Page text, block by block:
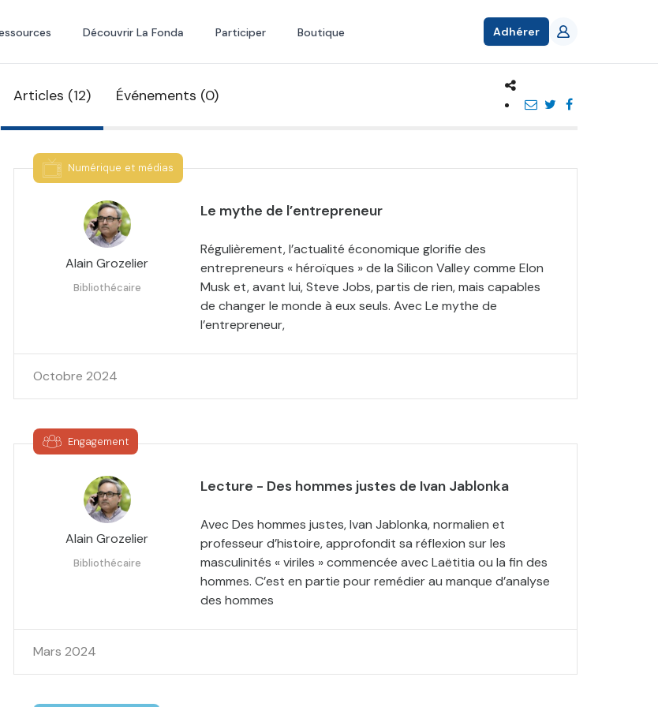
Découvrir La Fonda Participer Boutique Adhérer
Articles (12) Événements (0)
Numérique et médias
Alain Grozelier
Bibliothécaire
Le mythe de l’entrepreneur
Régulièrement, l’actualité économique glorifie des
entrepreneurs « héroïques » de la Silicon Valley comme Elon
Musk et, avant lui, Steve Jobs, partis de rien, mais capables
de changer le monde à eux seuls. Avec Le mythe de
l’entrepreneur,
Octobre 2024
Engagement
Alain Grozelier
Bibliothécaire
Lecture - Des hommes justes de Ivan Jablonka
Avec Des hommes justes, Ivan Jablonka, normalien et
professeur d’histoire, approfondit sa réflexion sur les
masculinités « viriles » commencée avec Laëtitia ou la fin des
hommes. C’est en partie pour remédier au manque d’analyse
des hommes
Mars 2024